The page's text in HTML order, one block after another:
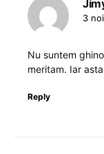
3
Nu suntem
meritam. Iar
Reply